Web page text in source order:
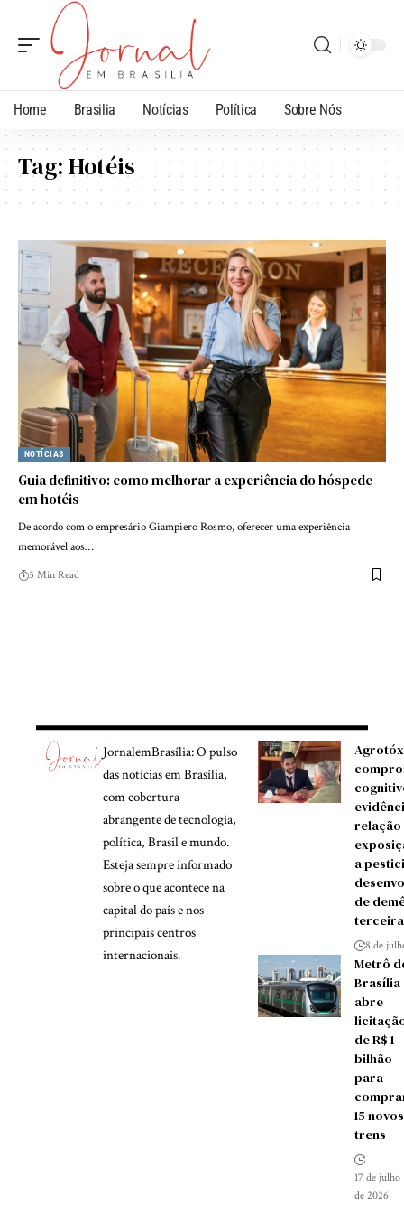
Home Brasilia Notícias Política Sobre Nós
Tag:Hotéis
NOTÍCIAS
Guia definitivo: como melhorar a experiência do hóspede
em hotéis
De acordo com o empresário Giampiero Rosmo, oferecer uma experiência
memorável aos…
5 Min Read
JornalemBrasília: O pulso
das notícias em Brasília,
com cobertura
abrangente de tecnologia,
política, Brasil e mundo.
Esteja sempre informado
sobre o que acontece na
capital do país e nos
principais centros
internacionais.
a
de
8 de
Metrô
Brasília
abre
de R$ 1
bilhão
para
15 novos
trens
17 de julho
de 2026